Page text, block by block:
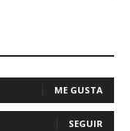
ME GUSTA
SEGUIR